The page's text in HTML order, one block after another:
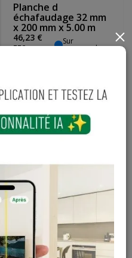
Planche d
échafaudage 32 mm
x 200 mm x 5.00 m
46,23 €
TTC
Sur
commande
7 cm x 1.05 m x 20 cm
H
13,08 €
×